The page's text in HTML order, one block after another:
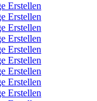
Erstellen
Erstellen
Erstellen
Erstellen
Erstellen
Erstellen
Erstellen
Erstellen
Erstellen